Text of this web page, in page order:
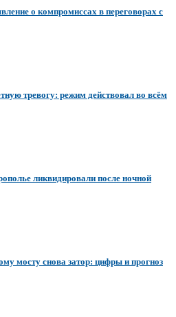
о компромиссах в переговорах с
тревогу: режим действовал во всём
ликвидировали после ночной
мосту снова затор: цифры и прогноз